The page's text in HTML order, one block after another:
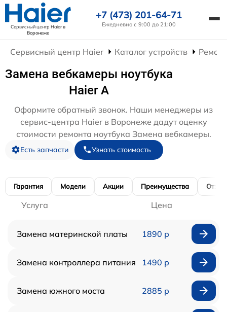
Сервисный центр Haierв
Воронеже
+7 (473) 201-64-71
Ежедневно с 9:00 до 21:00
Сервисный центр Haier Каталог устройств
Замена вебкамеры ноутбука
Haier A
Оформите обратный звонок. Наши менеджеры из
сервис-центра Haier в Воронеже дадут оценку
стоимости ремонта ноутбука Замена вебкамеры.
Есть запчасти Узнать стоимость
Гарантия Модели Акции Преимущества
Услуга Цена
Замена материнской платы 1890 р
Замена контроллера питания 1490 р
Замена южного моста 2885 р